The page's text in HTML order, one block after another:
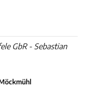
GbR - Sebastian